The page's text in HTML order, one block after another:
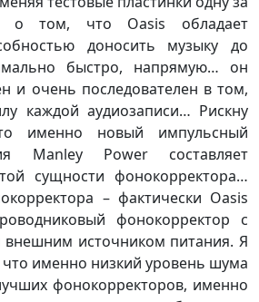
о том, что Oasis обладает
доносить музыку до
быстро, напрямую… он
и очень последователен в том,
каждой аудиозаписи… Рискну
именно новый импульсный
Manley Power составляет
сущности фонокорректора…
– фактически Oasis
фонокорректор с
источником питания. Я
что именно низкий уровень шума
фонокорректоров, именно